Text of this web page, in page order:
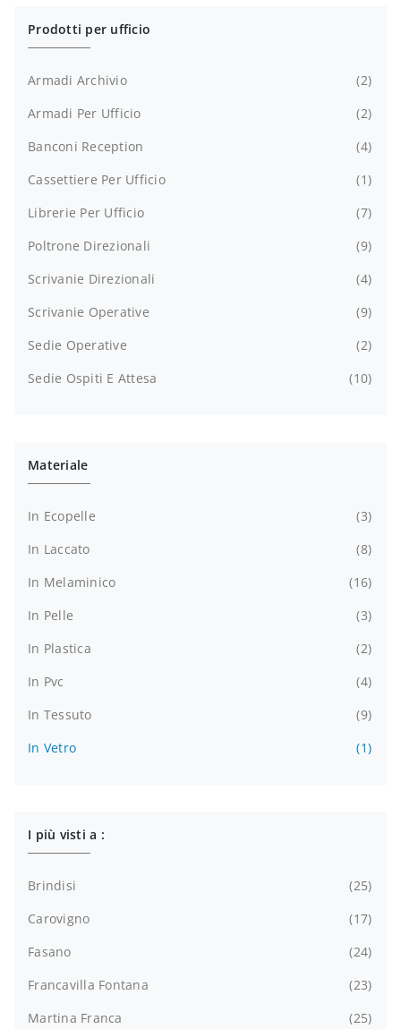
Prodotti per ufficio
Armadi Archivio
2
Armadi Per Ufficio
2
Banconi Reception
4
Cassettiere Per Ufficio
1
Librerie Per Ufficio
7
Poltrone Direzionali
9
Scrivanie Direzionali
4
Scrivanie Operative
9
Sedie Operative
2
Sedie Ospiti E Attesa
10
Materiale
In Ecopelle
3
In Laccato
8
In Melaminico
16
In Pelle
3
In Plastica
2
In Pvc
4
In Tessuto
9
In Vetro
1
I più visti a :
Brindisi
25
Carovigno
17
Fasano
24
Francavilla Fontana
23
Martina Franca
25